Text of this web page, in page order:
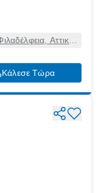
Αττική,
Κάλεσε Τώρα